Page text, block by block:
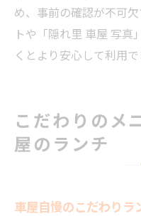
め、事前の確認が不可
トや「隠れ里 車屋 写真
くとより安心して利用で
こだわりのメ
屋のランチ
車屋自慢のこだわりラ